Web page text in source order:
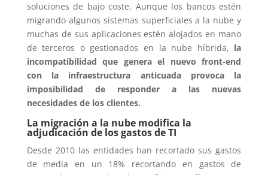
soluciones de bajo coste. Aunque los bancos estén
migrando algunos sistemas superficiales a la nube y
muchas de sus aplicaciones estén alojados en mano
de terceros o gestionados en la nube híbrida, la
incompatibilidad que genera el nuevo front-end
con la infraestructura anticuada provoca la
imposibilidad de responder a las nuevas
necesidades de los clientes.
La migración a la nube modifica la
adjudicación de los gastos de TI
Desde 2010 las entidades han recortado sus gastos
de media en un 18% recortando en gastos de